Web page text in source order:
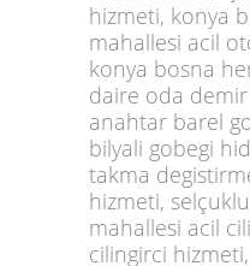
hizmeti, konya
mahallesi acil
konya bosna
daire oda
anahtar barel
bilyali gobegi
takma
hizmeti,
mahallesi acil
cilingirci